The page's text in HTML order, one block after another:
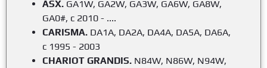
ASX. GA1W, GA2W, GA3W, GA6W, GA8W,
GA0#, с 2010 - ....
CARISMA. DA1A, DA2A, DA4A, DA5A, DA6A,
с 1995 - 2003
CHARIOT GRANDIS. N84W, N86W, N94W,